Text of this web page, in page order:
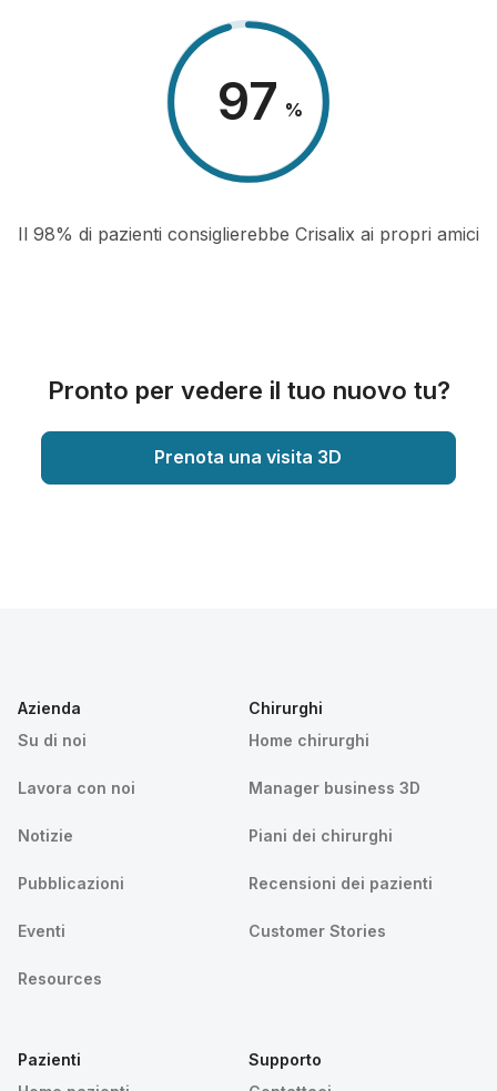
98 %
Il 98% di pazienti consiglierebbe Crisalix ai propri amici
Pronto per vedere il tuo nuovo tu?
Prenota una visita 3D
Azienda
Su di noi
Lavora con noi
Notizie
Pubblicazioni
Eventi
Resources
Chirurghi
Home chirurghi
Manager business 3D
Piani dei chirurghi
Recensioni dei pazienti
Customer Stories
Pazienti
Supporto